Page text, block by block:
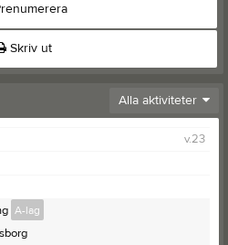
Skriv ut
Alla aktiviteter
v.23
A-lag